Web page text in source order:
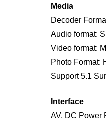
Media
Decoder
Audio format:
Video format:
Photo Format:
Support 5.1
Interface
AV, DC Power